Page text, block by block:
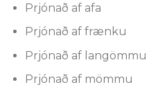
Prjónað af afa
Prjónað af frænku
Prjónað af langömmu
Prjónað af mömmu